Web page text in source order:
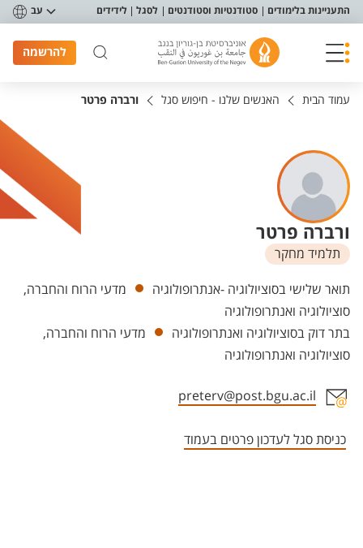
תפריט נגישות
התעניינות בלימודים סטודנטיות וסטודנטים לסגל לידידים עב
להרשמה
עמוד הבית האנשים שלנו - חיפוש סגל ורברה פרטר
ורברה פרטר
תלמיד מחקר
יחידות
תואר שלישי בסוציולוגיה -אנתרופולוגיה
מדעי הרוח והחברה,
סוציולוגיה ואנתרופולוגיה
בתר דוק בסוציולוגיה ואנתרופולוגיה
מדעי הרוח והחברה,
סוציולוגיה ואנתרופולוגיה
preterv@post.bgu.ac.il
כניסת סגל לעדכון פרטים בעמוד